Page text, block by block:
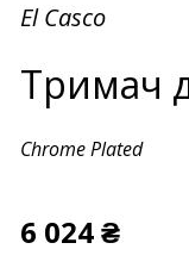
El Casco
Тримач
Chrome Plated
6 024 ₴